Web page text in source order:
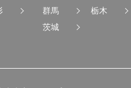
群馬
栃木
茨城